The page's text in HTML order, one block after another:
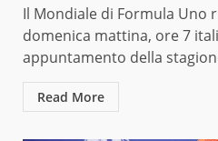
Il Mondiale di Formula Uno
domenica mattina, ore 7
appuntamento della
Read More